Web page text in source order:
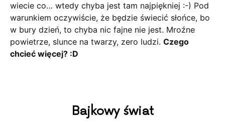
wiecie co… wtedy chyba jest tam najpiękniej :-) Pod
warunkiem oczywiście, że będzie świecić słońce, bo
w bury dzień, to chyba nic fajne nie jest. Mroźne
powietrze, slunce na twarzy, zero ludzi. Czego
chcieć więcej? :D
Bajkowy świat